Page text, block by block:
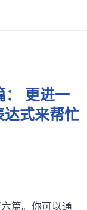
： 更进一
式来帮忙
篇。你可以通